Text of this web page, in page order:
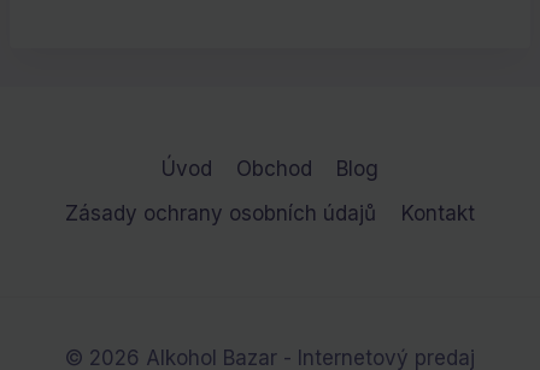
Úvod Obchod
Blog
Zásady ochrany osobních údajů
Kontakt
© 2026 Alkohol Bazar - Internetový predaj